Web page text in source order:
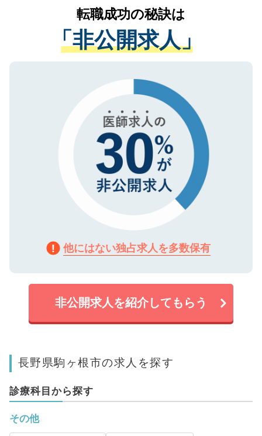
は、個人情報の取り扱いについての厳密な
管理基準を満たした事業者のみに付与され
る、プライバシーマークを取得済みです。
で、機密保持に関してもご安心ください。
かがいして、現在の医療機関の状況や紹介
経験をまじえながら、適切なアドバイスを
させていただきます。すぐにご転職をされ
ない方には、長期的なサポートが可能です
ので、まずはご登録ください。
転職成功の秘訣は
「非公開求人」
他にはない独占求人を多数保有
非公開求人を紹介してもらう
長野県駒ヶ根市の求人を探す
診療科目から探す
その他